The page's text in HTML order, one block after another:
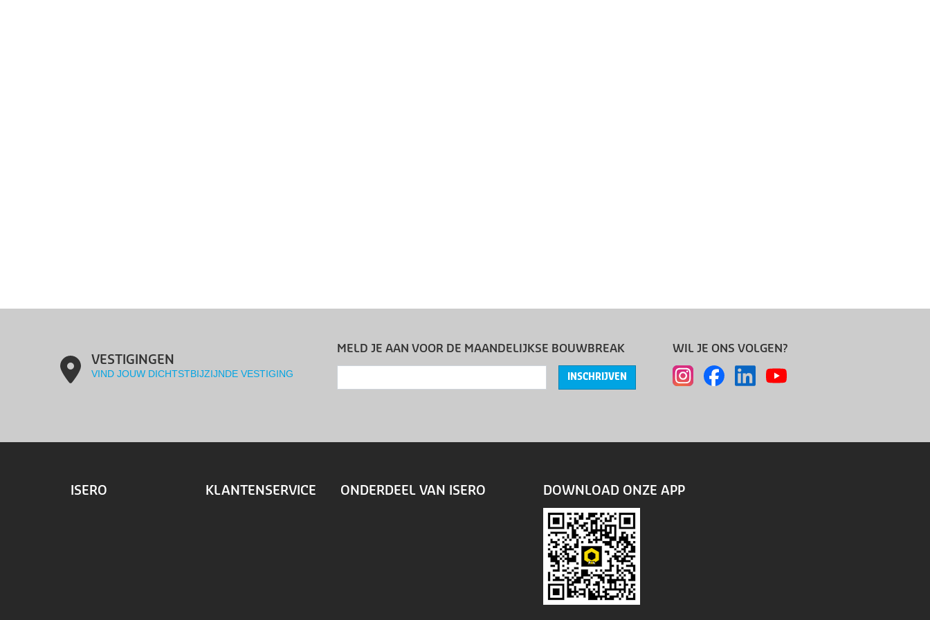
VESTIGINGEN
VIND JOUW DICHTSTBIJZIJNDE VESTIGING
MELD JE AAN VOOR DE MAANDELIJKSE BOUWBREAK
INSCHRIJVEN
WIL JE ONS VOLGEN?
ISERO KLANTENSERVICE ONDERDEEL VAN ISERO DOWNLOAD ONZE APP